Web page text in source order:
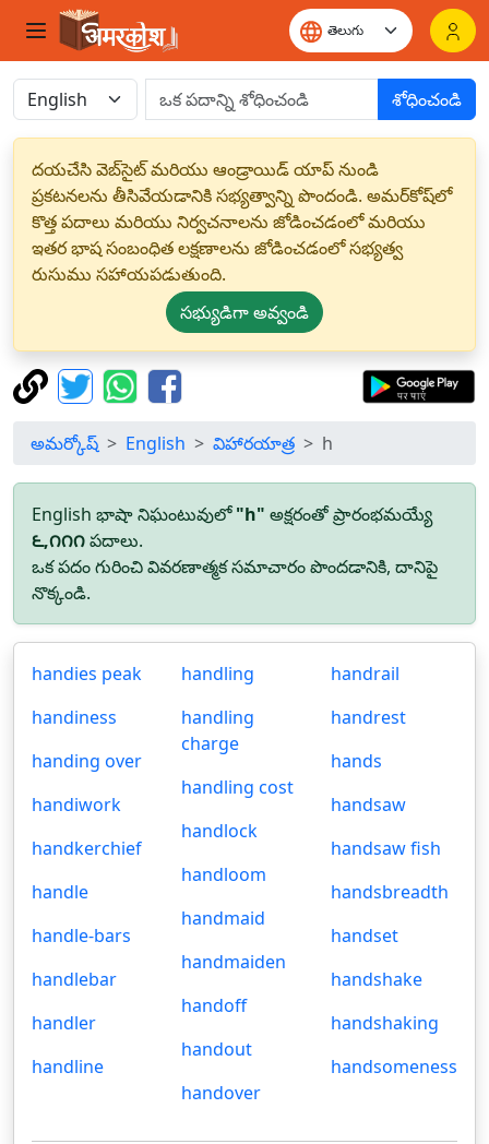
శోధించండి
దయచేసి వెబ్‌సైట్ మరియు ఆండ్రాయిడ్ యాప్ నుండి
ప్రకటనలను తీసివేయడానికి సభ్యత్వాన్ని పొందండి. అమర్‌కోష్‌లో
కొత్త పదాలు మరియు నిర్వచనాలను జోడించడంలో మరియు
ఇతర భాష సంబంధిత లక్షణాలను జోడించడంలో సభ్యత్వ
రుసుము సహాయపడుతుంది.
సభ్యుడిగా అవ్వండి
అమర్కోష్ English విహారయాత్ర h
English భాషా నిఘంటువులో"h" అక్షరంతో ప్రారంభమయ్యే
౬,౧౧౧పదాలు.
ఒక పదం గురించి వివరణాత్మక సమాచారం పొందడానికి, దానిపై
నొక్కండి.
handies peak
handiness
handing over
handiwork
handkerchief
handle
handle-bars
handlebar
handler
handline
handling
handling
charge
handling cost
handlock
handloom
handmaid
handmaiden
handoff
handout
handover
handrail
handrest
hands
handsaw
handsaw fish
handsbreadth
handset
handshake
handshaking
handsomeness